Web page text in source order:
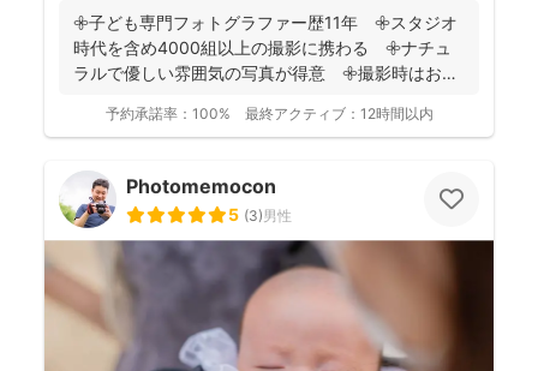
𖧷子ども専門フォトグラファー歴11年 𖧷スタジオ
時代を含め4000組以上の撮影に携わる 𖧷ナチュ
ラルで優しい雰囲気の写真が得意 𖧷撮影時はお手
予約承諾率： 100% 最終アクティブ： 12時間以内
Photomemocon
5 (3)男性